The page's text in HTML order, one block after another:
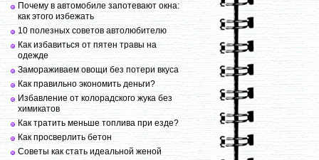
Почему в автомобиле запотевают окна:
как этого избежать
10 полезных советов автолюбителю
Как избавиться от пятен травы на
одежде
Замораживаем овощи без потери вкуса
Как правильно экономить деньги?
Избавление от колорадского жука без
химикатов
Как тратить меньше топлива при езде?
Как просверлить бетон
Советы как стать идеальной женой